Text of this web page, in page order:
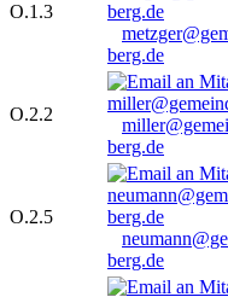
O.1.3
berg.de
O.2.2
berg.de
O.2.5
berg.de